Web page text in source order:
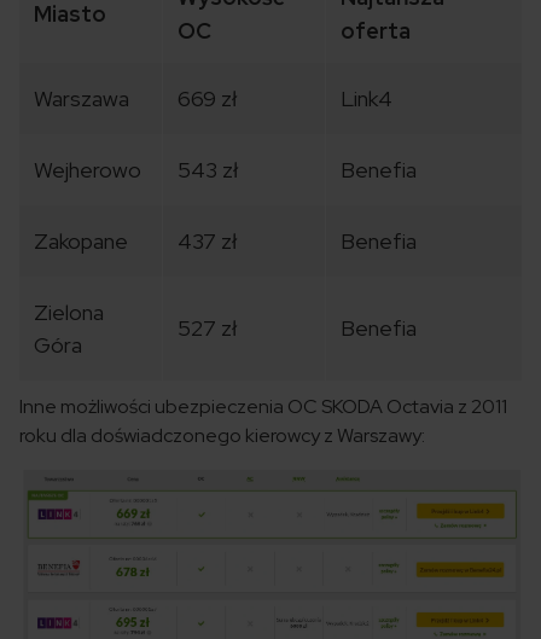
Miasto
OC
oferta
Warszawa 669 zł Link4
Wejherowo 543 zł Benefia
Zakopane 437 zł Benefia
Zielona
Góra
527 zł Benefia
Inne możliwości ubezpieczenia OC SKODA Octavia z 2011
roku dla doświadczonego kierowcy z Warszawy: